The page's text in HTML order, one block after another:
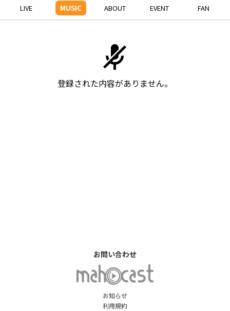
LIVE MUSIC ABOUT EVENT FAN
登録された内容がありません。
お知らせ
利用規約
お問い合わせ